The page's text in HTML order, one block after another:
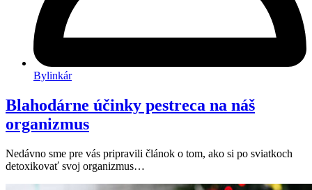
Bylinkár
Blahodárne účinky pestreca na náš
organizmus
Nedávno sme pre vás pripravili článok o tom, ako si po sviatkoch
detoxikovať svoj organizmus…